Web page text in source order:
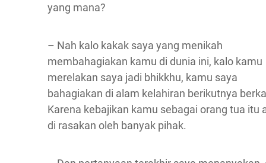
yang mana?
– Nah kalo kakak saya yang menikah
membahagiakan kamu di dunia ini, kalo kamu
merelakan saya jadi bhikkhu, kamu saya
bahagiakan di alam kelahiran berikutnya
Karena kebajikan kamu sebagai orang tua itu
di rasakan oleh banyak pihak.